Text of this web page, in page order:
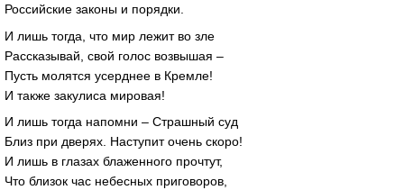
Российские законы и порядки.
И лишь тогда, что мир лежит во зле
Рассказывай, свой голос возвышая –
Пусть молятся усерднее в Кремле!
И также закулиса мировая!
И лишь тогда напомни – Страшный суд
Близ при дверях. Наступит очень скоро!
И лишь в глазах блаженного прочтут,
Что близок час небесных приговоров,